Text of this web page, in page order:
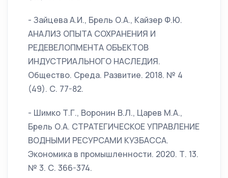
- Зайцева А.И., Брель О.А., Кайзер Ф.Ю.
АНАЛИЗ ОПЫТА СОХРАНЕНИЯ И
РЕДЕВЕЛОПМЕНТА ОБЪЕКТОВ
ИНДУСТРИАЛЬНОГО НАСЛЕДИЯ.
Общество. Среда. Развитие. 2018. № 4
(49). С. 77-82.
- Шимко Т.Г., Воронин В.Л., Царев М.А.,
Брель О.А. СТРАТЕГИЧЕСКОЕ УПРАВЛЕНИЕ
ВОДНЫМИ РЕСУРСАМИ КУЗБАССА.
Экономика в промышленности. 2020. Т. 13.
№ 3. С. 366-374.